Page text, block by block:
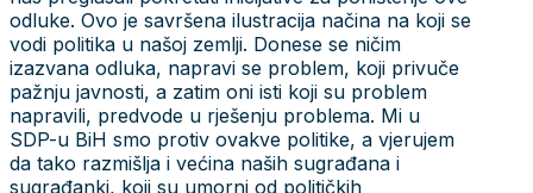
odluke. Ovo je savršena ilustracija načina na koji se
vodi politika u našoj zemlji. Donese se ničim
izazvana odluka, napravi se problem, koji privuče
pažnju javnosti, a zatim oni isti koji su problem
napravili, predvode u rješenju problema. Mi u
SDP-u BiH smo protiv ovakve politike, a vjerujem
da tako razmišlja i većina naših sugrađana i
sugrađanki, koji su umorni od političkih